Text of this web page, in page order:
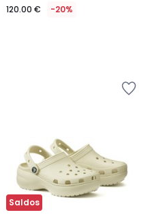
120.00 € -20%
Saldos